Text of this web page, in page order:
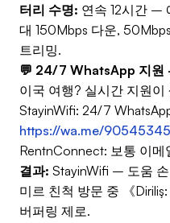
터리 수명: 연속 12시간 –
대 150Mbps 다운,
트리밍.
💬 24/7 WhatsApp 지원
이국 여행? 실시간 지원이
StayinWifi: 24/7
https://wa.me/
RentnConnect: 보통 이메
결과: StayinWifi – 도움
미르 친척 방문 중 《
버퍼링 제로.